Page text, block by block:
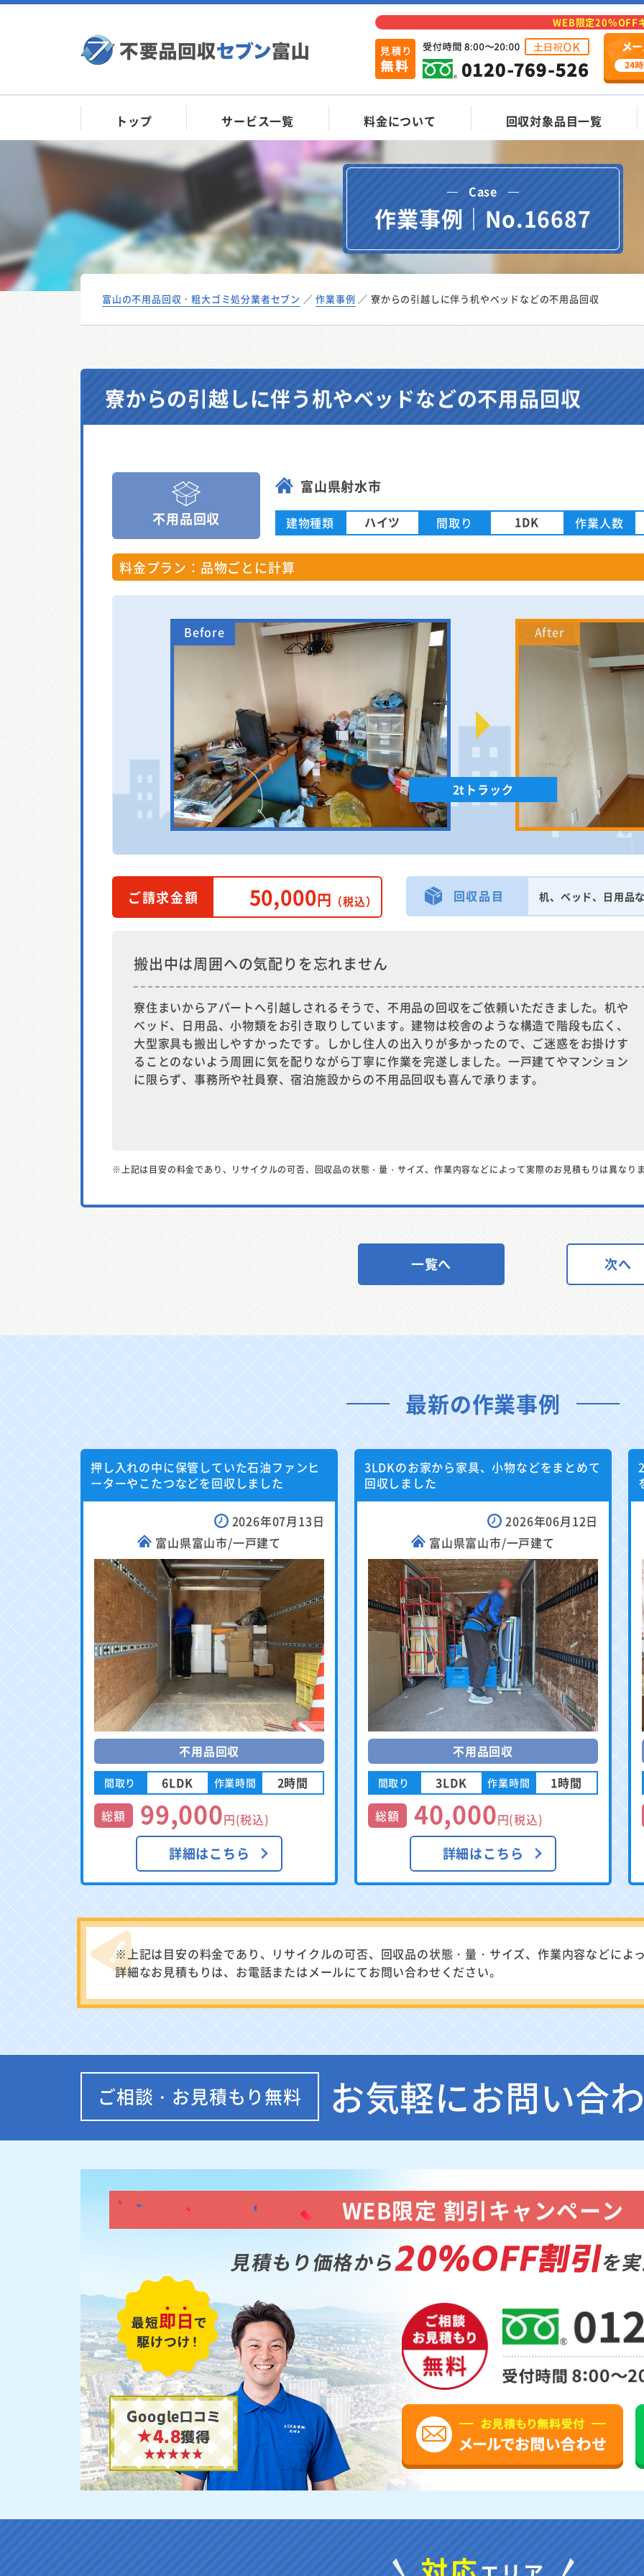
WEB限定20%OFF
トップ サービス一覧 料金について 回収対象品目一覧
Case
作業事例｜No.16687
富山の不用品回収・粗大ゴミ処分業者セブン 作業事例 寮からの引越しに伴う机やベッドなどの不用品回収
寮からの引越しに伴う机やベッドなどの不用品回収
不用品回収
富山県射水市
建物種類 ハイツ 間取り 1DK 作業人数
料金プラン：品物ごとに計算
2tトラック
ご請求金額 50,000円 （税込） 回収品目 机、ベッド、日用品
搬出中は周囲への気配りを忘れません
寮住まいからアパートへ引越しされるそうで、不用品の回収をご依頼いただきました。机や
ベッド、日用品、小物類をお引き取りしています。建物は校舎のような構造で階段も広く、
大型家具も搬出しやすかったです。しかし住人の出入りが多かったので、ご迷惑をお掛けす
ることのないよう周囲に気を配りながら丁寧に作業を完遂しました。一戸建てやマンション
に限らず、事務所や社員寮、宿泊施設からの不用品回収も喜んで承ります。
※上記は目安の料金であり、リサイクルの可否、回収品の状態・量・サイズ、作業内容などによって実際のお見積もりは異なり
一覧へ 次へ
最新の作業事例
押し入れの中に保管していた石油ファンヒ
ーターやこたつなどを回収しました
2026年07月13日
富山県富山市/一戸建て
不用品回収
間取り 6LDK 作業時間
2時間
総額
99,000円(税込)
詳細はこちら
3LDKのお家から家具、小物などをまとめて
回収しました
2026年06月12日
富山県富山市/一戸建て
不用品回収
間取り 3LDK 作業時間
1時間
総額
40,000円(税込)
詳細はこちら
※上記は目安の料金であり、リサイクルの可否、回収品の状態・量・サイズ、作業内容などによ
詳細なお見積もりは、お電話またはメールにてお問い合わせください。
ご相談・お見積もり無料 お気軽にお問い合
Google口コミ
★4.8獲得
WEB限定 割引キャンペーン
見積もり価格から20%OFF割引を